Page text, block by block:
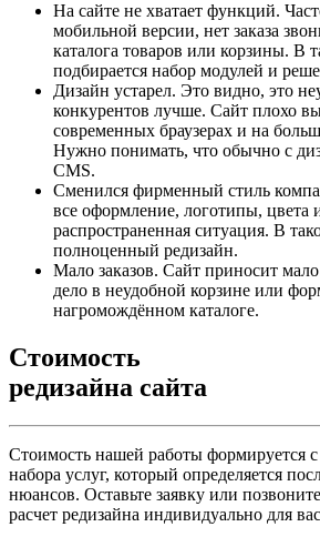
На сайте не хватает функций.
мобильной версии, нет заказа
каталога товаров или корзины. В
подбирается набор модулей и
Дизайн устарел. Это видно, это
конкурентов лучше. Сайт плохо
современных браузерах и на
Нужно понимать, что обычно с
CMS.
Сменился фирменный стиль
все оформление, логотипы, цвета
распространенная ситуация. В
полноценный редизайн.
Мало заказов. Сайт приносит
дело в неудобной корзине или
нагромождённом каталоге.
Стоимость
редизайна сайта
Стоимость нашей работы формируется
набора услуг, который определяется
нюансов. Оставьте заявку или
расчет редизайна индивидуально для